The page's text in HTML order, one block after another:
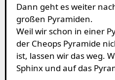
Dann geht es weiter
großen Pyramiden.
Weil wir schon in einer
der Cheops Pyramide
ist, lassen wir das weg.
Sphinx und auf das